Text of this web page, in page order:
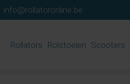
info@rollatoronline.be
Rollators Rolstoelen Scooters